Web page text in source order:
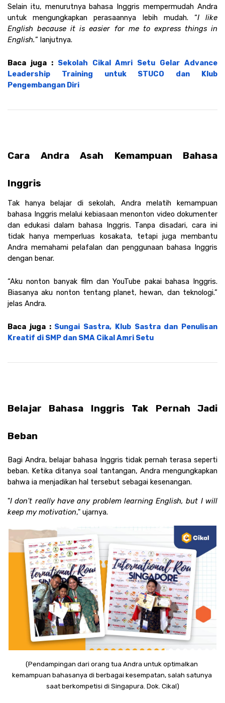
Selain itu, menurutnya bahasa Inggris mempermudah Andra
untuk mengungkapkan perasaannya lebih mudah. “I like
English because it is easier for me to express things in
English.” lanjutnya.
Baca juga : Sekolah Cikal Amri Setu Gelar Advance
Leadership Training untuk STUCO dan Klub
Pengembangan Diri
Cara Andra Asah Kemampuan Bahasa
Inggris
Tak hanya belajar di sekolah, Andra melatih kemampuan
bahasa Inggris melalui kebiasaan menonton video dokumenter
dan edukasi dalam bahasa Inggris. Tanpa disadari, cara ini
tidak hanya memperluas kosakata, tetapi juga membantu
Andra memahami pelafalan dan penggunaan bahasa Inggris
dengan benar.
“Aku nonton banyak film dan YouTube pakai bahasa Inggris.
Biasanya aku nonton tentang planet, hewan, dan teknologi.”
jelas Andra.
Baca juga : Sungai Sastra, Klub Sastra dan Penulisan
Kreatif di SMP dan SMA Cikal Amri Setu
Belajar Bahasa Inggris Tak Pernah Jadi
Beban
Bagi Andra, belajar bahasa Inggris tidak pernah terasa seperti
beban. Ketika ditanya soal tantangan, Andra mengungkapkan
bahwa ia menjadikan hal tersebut sebagai kesenangan.
"I don't really have any problem learning English, but I will
keep my motivation," ujarnya.
(Pendampingan dari orang tua Andra untuk optimalkan
kemampuan bahasanya di berbagai kesempatan, salah satunya
saat berkompetisi di Singapura. Dok. Cikal)